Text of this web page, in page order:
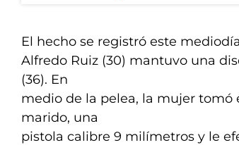
El hecho se registró este
Alfredo Ruiz (30) mantuvo una
(36). En
medio de la pelea, la mujer
marido, una
pistola calibre 9 milímetros y le